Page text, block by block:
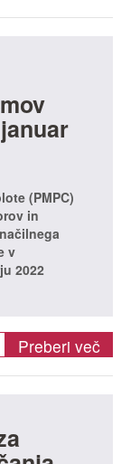
(PMPC)
in
v
2022
Preberi več